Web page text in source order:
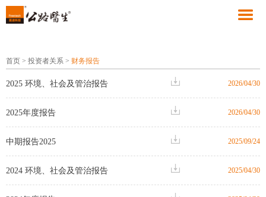
首页 > 投资者关系 > 财务报告
2026/04/30
2025 环境、社会及管治报告
2026/04/30
2025年度报告
2025/09/24
中期报告2025
2025/04/30
2024 环境、社会及管治报告